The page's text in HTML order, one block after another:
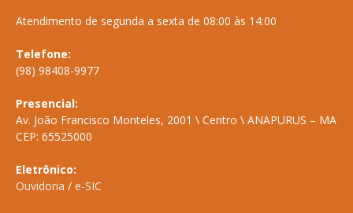
Atendimento de segunda a sexta de 08:00 às 14:00
Telefone:
(98) 98408-9977
Presencial:
Av. João Francisco Monteles, 2001 \ Centro \ ANAPURUS – MA
CEP: 65525000
Eletrônico:
Ouvidoria / e-SIC